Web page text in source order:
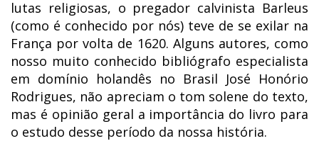
lutas religiosas, o pregador calvinista Barleus
(como é conhecido por nós) teve de se exilar na
França por volta de 1620. Alguns autores, como
nosso muito conhecido bibliógrafo especialista
em domínio holandês no Brasil José Honório
Rodrigues, não apreciam o tom solene do texto,
mas é opinião geral a importância do livro para
o estudo desse período da nossa história.